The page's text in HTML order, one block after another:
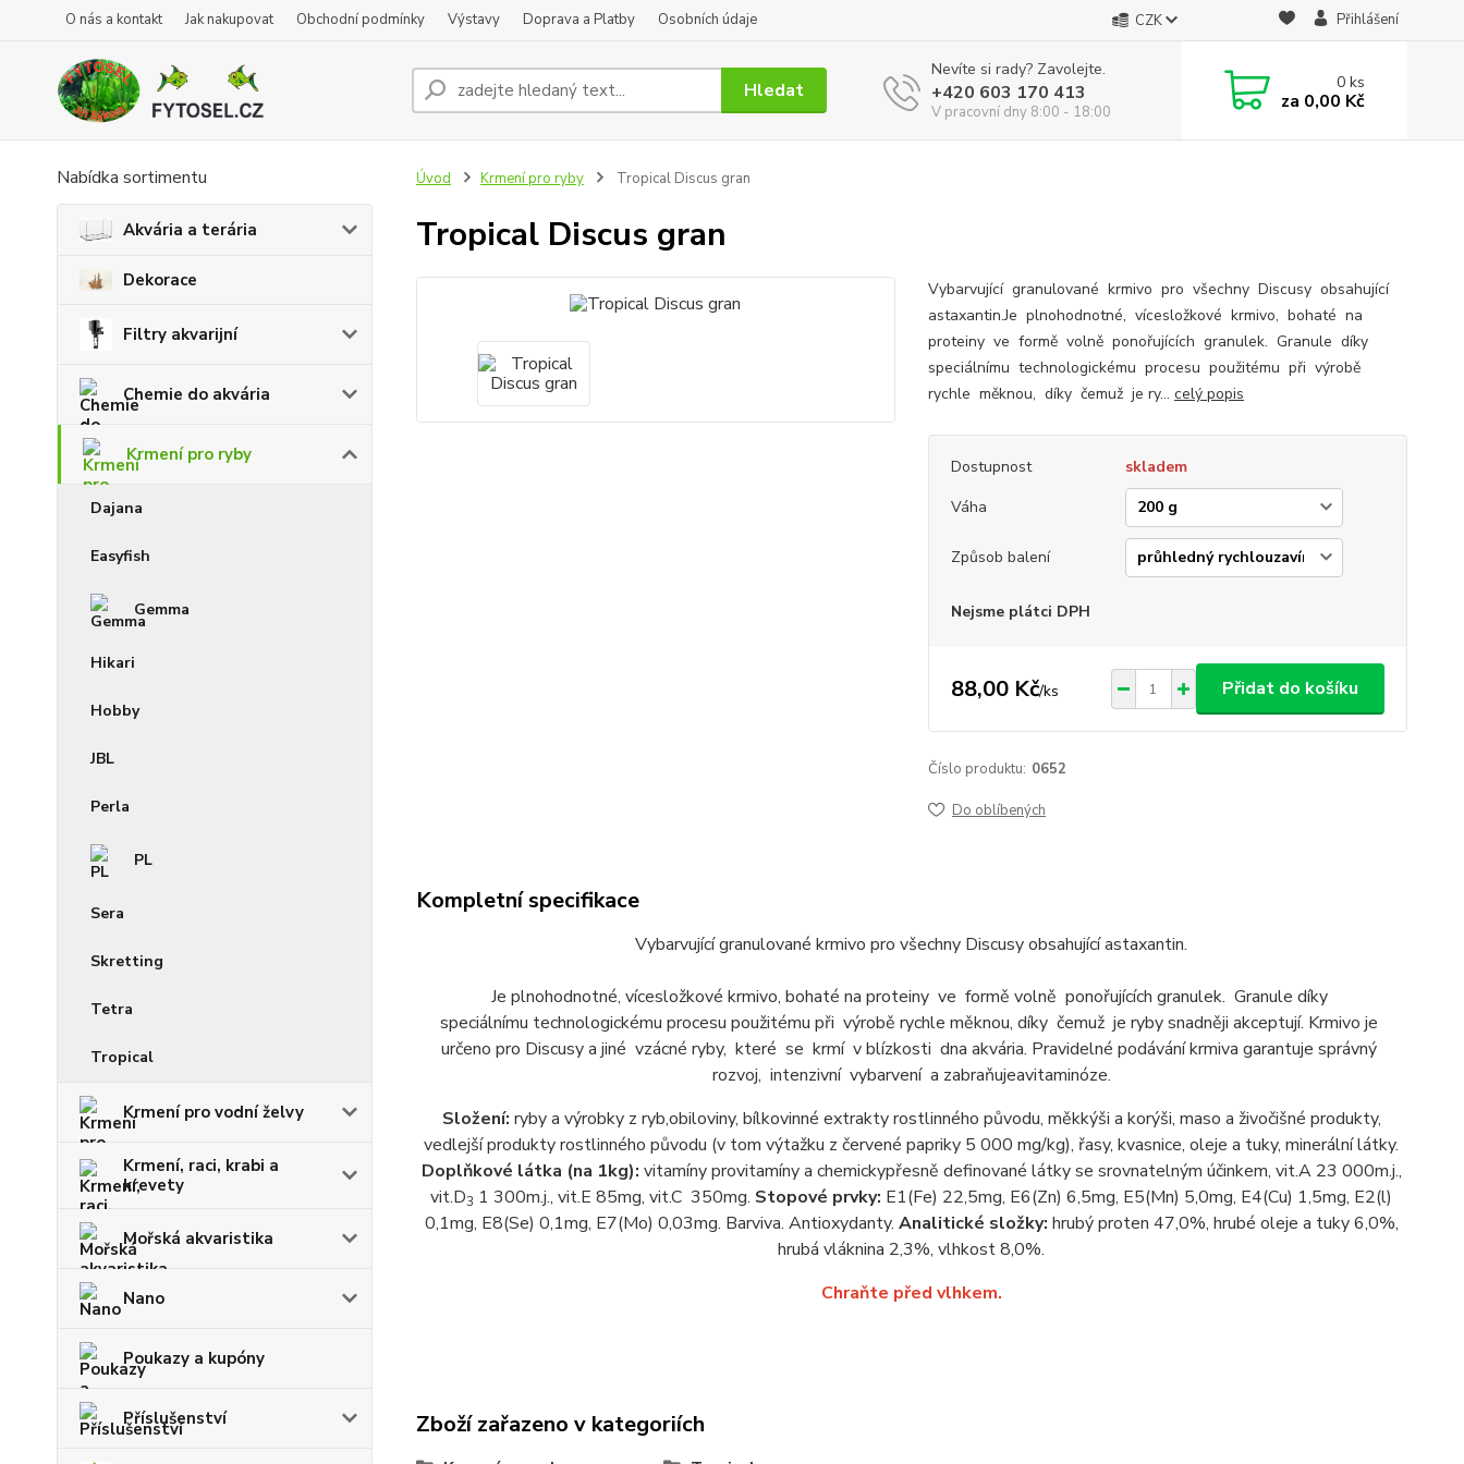
O nás a kontakt Jak nakupovat Obchodní podmínky Výstavy Doprava a Platby Osobních údaje CZK Přihlášení
Hledat
Nevíte si rady? Zavolejte.
+420 603 170 413
V pracovní dny 8:00 - 18:00
0ks
za 0,00 Kč
Nabídka sortimentu
Akvária a terária
Dekorace
Filtry akvarijní
Chemie do akvária
Krmení pro ryby
Dajana
Easyfish
Gemma
Hikari
Hobby
JBL
Perla
PL
Sera
Skretting
Tetra
Tropical
Krmení pro vodní želvy
Krmení, raci, krabi a
krevety
Mořská akvaristika
Nano
Poukazy a kupóny
Příslušenství
Úvod Krmení pro ryby Tropical Discus gran
Tropical Discus gran
Vybarvující granulované krmivo pro všechny Discusy obsahující
astaxantin.Je plnohodnotné, vícesložkové krmivo, bohaté na
proteiny ve formě volně ponořujících granulek. Granule díky
speciálnímu technologickému procesu použitému při výrobě
rychle měknou, díky čemuž je ry... celý popis
Dostupnost
skladem
Váha
Způsob balení
Nejsme plátci DPH
88,00 Kč/ks Přidat do košíku
Číslo produktu: 0652
Do oblíbených
Kompletní specifikace
Vybarvujícígranulovanékrmivoprovšechny Discusyobsahujícíastaxantin.
Je plnohodnotné, vícesložkové krmivo, bohaté na proteiny ve formě volně ponořujících granulek. Granule díky
speciálnímu technologickémuprocesupoužitémupři výroběrychleměknou,díky čemuž jerybysnadnějiakceptují. Krmivoje
určenopro Discusyajiné vzácnéryby, které se krmívblízkosti dnaakvária. Pravidelnépodáváníkrmivagarantujesprávný
rozvoj, intenzivní vybarvení a zabraňujeavitaminóze.
Složení: ryby a výrobky z ryb,obiloviny, bílkovinné extrakty rostlinného původu, měkkýši a korýši, maso a živočišné produkty,
vedlejší produkty rostlinného původu (v tom výtažku z červené papriky 5 000 mg/kg), řasy, kvasnice, oleje a tuky, minerální látky.
Doplňkové látka (na 1kg): vitamíny provitamíny a chemickypřesně definované látky se srovnatelným účinkem, vit.A 23 000m.j.,
vit.D3 1 300m.j., vit.E 85mg, vit.C 350mg. Stopové prvky: E1(Fe) 22,5mg, E6(Zn) 6,5mg, E5(Mn) 5,0mg, E4(Cu) 1,5mg, E2(l)
0,1mg, E8(Se) 0,1mg, E7(Mo) 0,03mg. Barviva. Antioxydanty. Analitické složky: hrubý proten 47,0%, hrubé oleje a tuky 6,0%,
hrubá vláknina 2,3%, vlhkost 8,0%.
Chraňte před vlhkem.
Zboží zařazeno v kategoriích